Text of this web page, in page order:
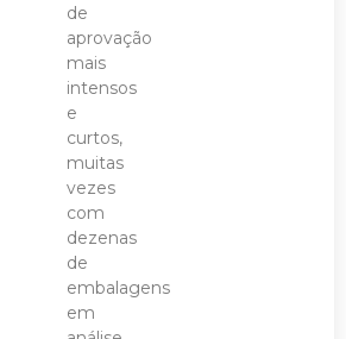
de
aprovação
mais
intensos
e
curtos,
muitas
vezes
com
dezenas
de
embalagens
em